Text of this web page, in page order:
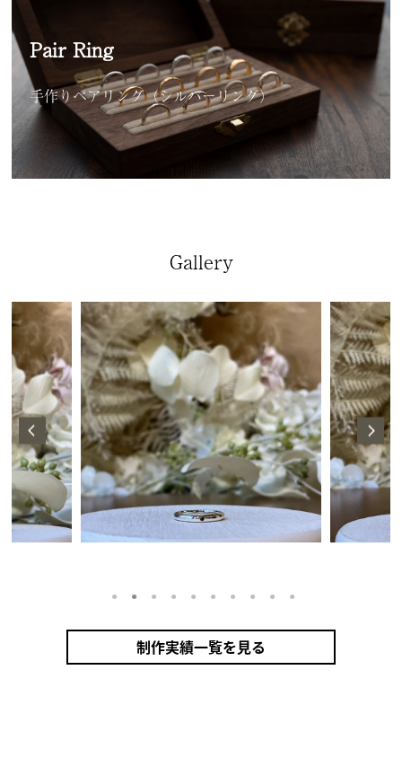
Pair Ring
手作りペアリング（シルバーリング）
Gallery
1 2 3 4 5 6 7 8 9 10
制作実績一覧を見る